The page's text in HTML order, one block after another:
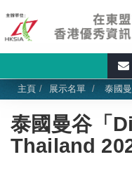
主頁 展示名單 泰國
泰國曼谷「
Thailand